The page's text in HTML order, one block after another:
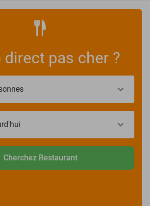
direct pas cher ?
Cherchez Restaurant